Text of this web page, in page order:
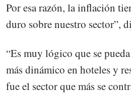
Por esa razón, la inflación
duro sobre nuestro sector”,
“Es muy lógico que se
más dinámico en hoteles y
fue el sector que más se